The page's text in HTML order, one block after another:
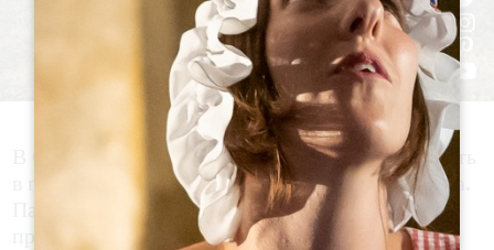
В Сент-Эмильоне автодома можно припарковать
в парке Гваде. Здесь также разрешается ночевка.
Парковка бесплатная, но услуги не
предоставляются.